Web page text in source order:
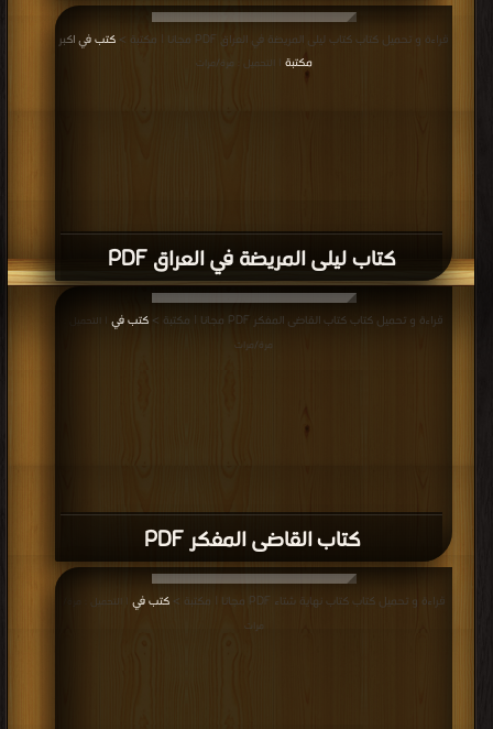
كتاب ليلى المريضة في العراق PDF
قراءة و تحميل كتاب كتاب ليلى المريضة في العراق PDF مجانا | مكتبة >
كتب في اكبر
مكتبة
| التحميل : مرة/مرات
كتاب القاضى المفكر PDF
قراءة و تحميل كتاب كتاب القاضى المفكر PDF مجانا | مكتبة > كتب في
| التحميل :
مرة/مرات
قراءة و تحميل كتاب كتاب نهاية شتاء PDF مجانا | مكتبة > كتب في
| التحميل : مرة/
مرات